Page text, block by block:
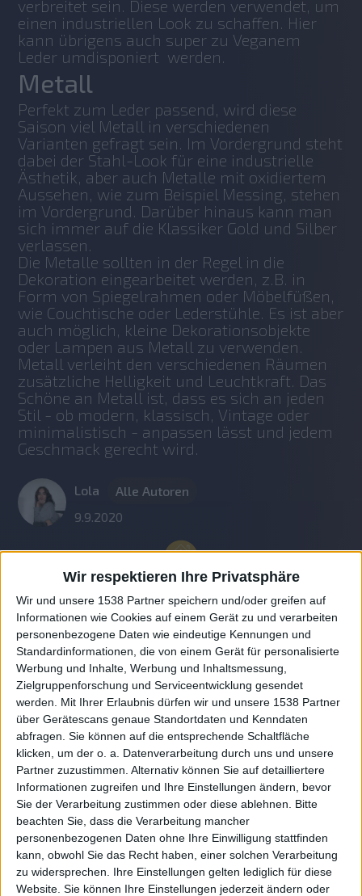
Wir respektieren Ihre Privatsphäre
Wir und unsere 1538 Partner speichern und/oder greifen auf
Informationen wie Cookies auf einem Gerät zu und verarbeiten
personenbezogene Daten wie eindeutige Kennungen und
Standardinformationen, die von einem Gerät für personalisierte
Werbung und Inhalte, Werbung und Inhaltsmessung,
Zielgruppenforschung und Serviceentwicklung gesendet
werden.
Mit Ihrer Erlaubnis dürfen wir und unsere 1538 Partner
über Gerätescans genaue Standortdaten und Kenndaten
abfragen. Sie können auf die entsprechende Schaltfläche
klicken, um der o. a. Datenverarbeitung durch uns und unsere
Partner zuzustimmen. Alternativ können Sie auf detailliertere
Informationen zugreifen und Ihre Einstellungen ändern, bevor
Sie der Verarbeitung zustimmen oder diese ablehnen.
Bitte
beachten Sie, dass die Verarbeitung mancher
personenbezogenen Daten ohne Ihre Einwilligung stattfinden
kann, obwohl Sie das Recht haben, einer solchen Verarbeitung
zu widersprechen. Ihre Einstellungen gelten lediglich für diese
Website. Sie können Ihre Einstellungen jederzeit ändern oder
verbreitet sein. Diese werden verwendet, um
einen industriellen Look zu schaffen. Hier
kann übrigens auch super zu Veganem
Leder umdisponiert  werden.
Metall
Perfekt zum Leder passend, wird diese
Saison viel Metall in verschiedenen
Varianten gefragt sein. Im Vordergrund steht
dabei der Stahl-Look für eine industrielle
Ästhetik, aber auch Metalle mit oxidiertem
Aussehen, wie zum Beispiel Messing, stehen
im Vordergrund. Darüber hinaus kann man
sich immer auf die Klassiker Gold und Silber
verlassen.
Die Metalle sollten in der Regel in die
Dekoration eingearbeitet werden, z.B. in
Form von Spiegelrahmen oder Möbelfüßen,
wie Couchtische oder Lederstühle. Es ist aber
auch möglich, kleine Dekorationsobjekte
oder Lampen aus Metall zu verwenden.
Metall verleiht den verschiedenen Räumen
zusätzliche Helligkeit und Leuchtkraft. Das
Schöne an Metall ist, dass es sich an jeden
Stil - ob modern, klassisch, Vintage oder
minimalistisch - anpassen lässt und jedem
Geschmack gerecht wird.
Lola
Alle Autoren
9.9.2020
Auf DESMONDO findet Ihr Inspirationen für
individuelles, gemütliches und intelligentes Wohnen,
die aktuellsten Einrichtungstrends und Informatives zu
neuesten Smart Home Systemen.
Rechtliches
Impressum
Datenschutz
Sitemap